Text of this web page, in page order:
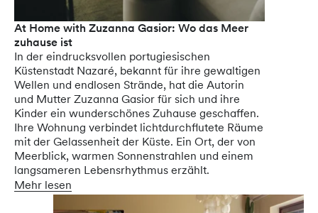
At Home with Zuzanna Gasior: Wo das Meer
zuhause ist
In der eindrucksvollen portugiesischen
Küstenstadt Nazaré, bekannt für ihre gewaltigen
Wellen und endlosen Strände, hat die Autorin
und Mutter Zuzanna Gasior für sich und ihre
Kinder ein wunderschönes Zuhause geschaffen.
Ihre Wohnung verbindet lichtdurchflutete Räume
mit der Gelassenheit der Küste. Ein Ort, der von
Meerblick, warmen Sonnenstrahlen und einem
langsameren Lebensrhythmus erzählt.
Mehr lesen